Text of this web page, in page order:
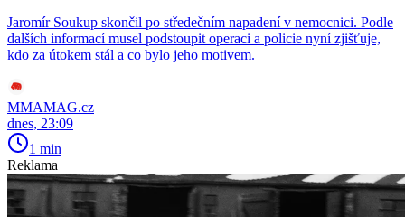
Jaromír Soukup skončil po středečním napadení v nemocnici. Podle
dalších informací musel podstoupit operaci a policie nyní zjišťuje,
kdo za útokem stál a co bylo jeho motivem.
MMAMAG.cz
dnes, 23:09
1 min
Reklama